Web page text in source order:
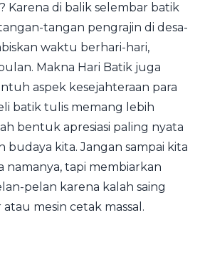
Karena di balik selembar batik
tangan pengrajin di desa-
waktu berhari-hari,
Makna Hari Batik juga
aspek kesejahteraan para
batik tulis memang lebih
bentuk apresiasi paling nyata
kita. Jangan sampai kita
namanya, tapi membiarkan
pelan karena kalah saing
mesin cetak massal.